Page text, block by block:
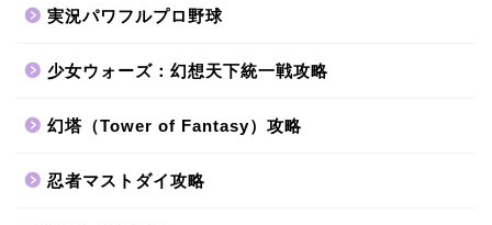
実況パワフルプロ野球
少女ウォーズ：幻想天下統一戦攻略
幻塔（Tower of Fantasy）攻略
忍者マストダイ攻略